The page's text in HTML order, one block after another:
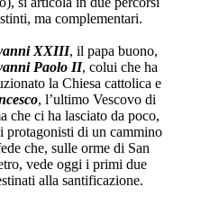
ma complementari.
XXIII, il papa buono,
Paolo II, colui che ha
la Chiesa cattolica e
, l’ultimo Vescovo di
che ci ha lasciato da poco,
protagonisti di un cammino
che, sulle orme di San
vede oggi i primi due
alla santificazione.